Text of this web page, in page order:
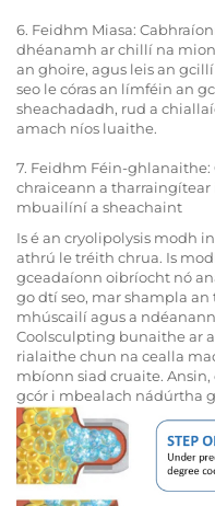
6. Feidhm Miasa:
dhéanamh ar chillí na
an ghoire, agus leis an
seo le córas an límféin an
sheachadadh, rud a
amach níos luaithe.
7. Feidhm Féin-
chraiceann a
mbuailíní a sheachaint
Is é an cryolipolysis modh
athrú le tréith chrua. Is
gceadaíonn oibríocht nó
go dtí seo, mar shampla
mhúscailí agus a
Coolsculpting bunaithe ar
rialaithe chun na cealla
mbíonn siad cruaite.
gcór i mbealach nádúrtha